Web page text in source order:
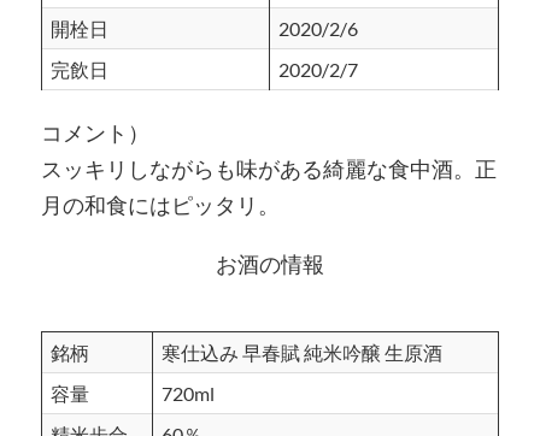
開栓日
2020/2/6
完飲日
2020/2/7
コメント）
スッキリしながらも味がある綺麗な食中酒。正
月の和食にはピッタリ。
お酒の情報
銘柄
寒仕込み 早春賦 純米吟醸 生原酒
容量
720ml